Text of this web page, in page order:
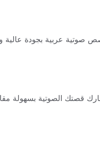
صوتية عربية بجودة عالية
قصتك الصوتية بسهولة